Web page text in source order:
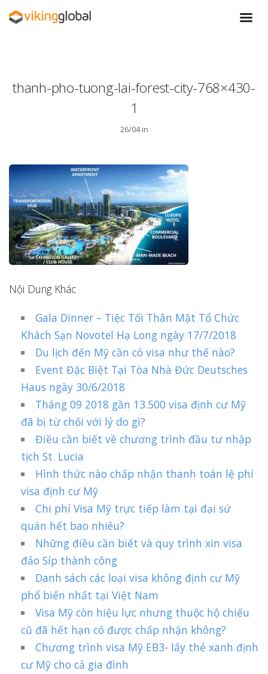
thanh-pho-tuong-lai-forest-city-768×430-
1
26/04 in
Nội Dung Khác
Gala Dinner – Tiệc Tối Thân Mật Tổ Chức
Khách Sạn Novotel Hạ Long ngày 17/7/2018
Du lịch đến Mỹ cần có visa như thế nào?
Event Đặc Biệt Tại Tòa Nhà Đức Deutsches
Haus ngày 30/6/2018
Tháng 09 2018 gần 13.500 visa định cư Mỹ
đã bị từ chối với lý do gì?
Điều cần biết về chương trình đầu tư nhập
tịch St. Lucia
Hình thức nào chấp nhận thanh toán lệ phí
visa định cư Mỹ
Chi phí Visa Mỹ trực tiếp làm tại đại sứ
quán hết bao nhiêu?
Những điều cần biết và quy trình xin visa
đảo Síp thành công
Danh sách các loại visa không định cư Mỹ
phổ biến nhất tại Việt Nam
Visa Mỹ còn hiệu lực nhưng thuộc hộ chiếu
cũ đã hết hạn có được chấp nhận không?
Chương trình visa Mỹ EB3- lấy thẻ xanh định
cư Mỹ cho cả gia đình